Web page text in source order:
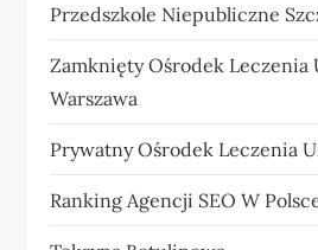
Przedszkole Niepubliczne
Zamknięty Ośrodek Leczenia
Warszawa
Prywatny Ośrodek Leczenia
Ranking Agencji SEO W